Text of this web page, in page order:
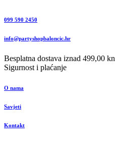
099 590 2450
info@partyshopbaloncic.hr
Besplatna dostava iznad 499,00 kn
Sigurnost i plaćanje
O nama
Savjeti
Kontakt